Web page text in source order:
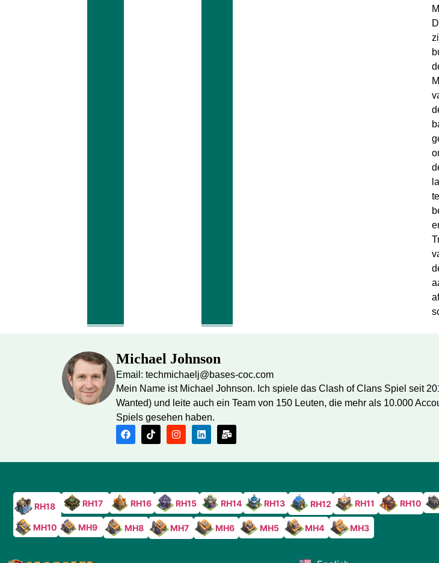
te
Michael Johnson
Email: techmichaelj@bases-coc.com
Mein Name ist Michael Johnson. Ich spiele das Clash of Clans Spiel seit
Wanted) und leite auch ein Team von 150 Leuten, die mehr als 10.000
Spiels gesehen haben.
RH18 RH17 RH16 RH15 RH14 RH13 RH12 RH11 RH10
MH10 MH9 MH8 MH7 MH6 MH5 MH4 MH3